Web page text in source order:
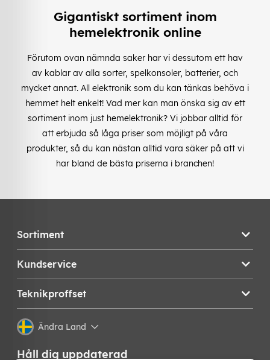
Gigantiskt sortiment inom
hemelektronik online
Förutom ovan nämnda saker har vi dessutom ett hav
av kablar av alla sorter, spelkonsoler, batterier, och
mycket annat. All elektronik som du kan tänkas behöva i
hemmet helt enkelt! Vad mer kan man önska sig av ett
sortiment inom just hemelektronik? Vi jobbar alltid för
att erbjuda så låga priser som möjligt på våra
produkter, så du kan nästan alltid vara säker på att vi
har bland de bästa priserna i branchen!
Sortiment
Kundservice
Teknikproffset
Ändra Land
Håll dig uppdaterad